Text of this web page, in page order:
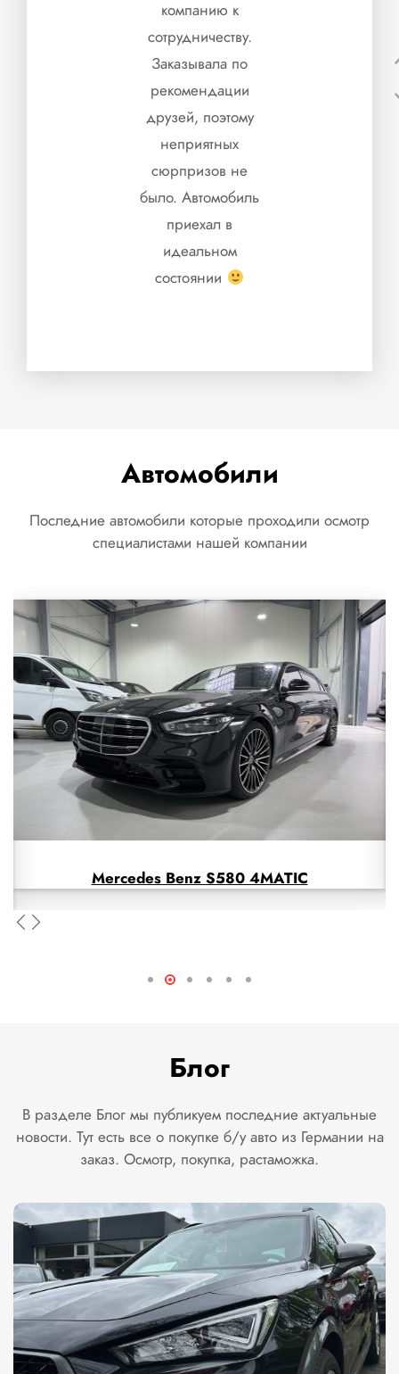
компанию к
сотрудничеству.
Заказывала по
рекомендации
друзей, поэтому
неприятных
сюрпризов не
было. Автомобиль
приехал в
идеальном
состоянии
Автомобили
Последние автомобили которые проходили осмотр
специалистами нашей компании
Mercedes Benz S580 4MATIC
Блог
В разделе Блог мы публикуем последние актуальные
новости. Тут есть все о покупке б/у авто из Германии на
заказ. Осмотр, покупка, растаможка.